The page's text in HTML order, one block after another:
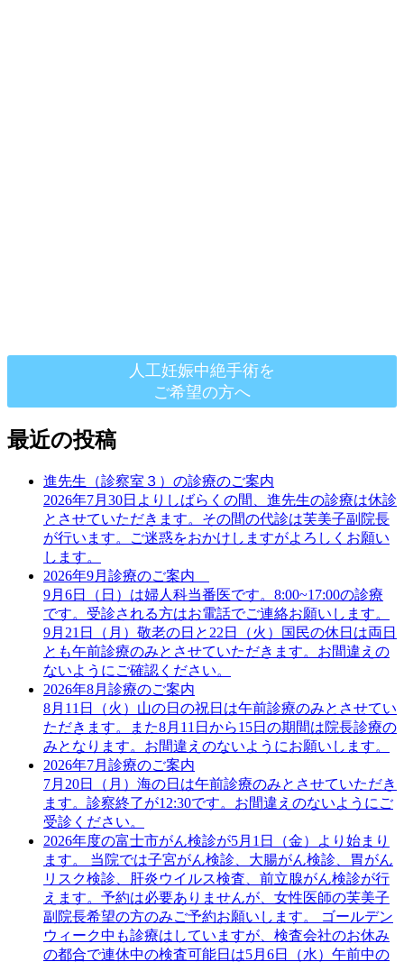
人工妊娠中絶手術を
ご希望の方へ
最近の投稿
進先生（診察室３）の診療のご案内
2026年7月30日よりしばらくの間、進先生の診療は休診
とさせていただきます。その間の代診は芙美子副院長
が行います。ご迷惑をおかけしますがよろしくお願い
します。
2026年9月診療のご案内
9月6日（日）は婦人科当番医です。8:00~17:00の診療
です。受診される方はお電話でご連絡お願いします。
9月21日（月）敬老の日と22日（火）国民の休日は両日
とも午前診療のみとさせていただきます。お間違えの
ないようにご確認ください。
2026年8月診療のご案内
8月11日（火）山の日の祝日は午前診療のみとさせてい
ただきます。また8月11日から15日の期間は院長診療の
みとなります。お間違えのないようにお願いします。
2026年7月診療のご案内
7月20日（月）海の日は午前診療のみとさせていただき
ます。診察終了が12:30です。お間違えのないようにご
受診ください。
2026年度の富士市がん検診が5月1日（金）より始まり
ます。 当院では子宮がん検診、大腸がん検診、胃がん
リスク検診、肝炎ウイルス検査、前立腺がん検診が行
えます。予約は必要ありませんが、女性医師の芙美子
副院長希望の方のみご予約お願いします。 ゴールデン
ウィーク中も診療はしていますが、検査会社のお休み
の都合で連休中の検査可能日は5月6日（水）午前中の